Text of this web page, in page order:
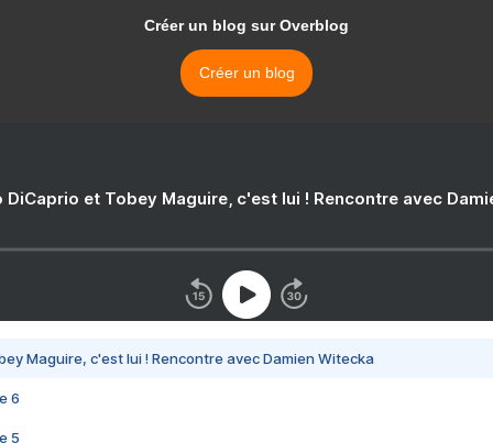
Créer un blog sur Overblog
Créer un blog
DiCaprio et Tobey Maguire, c'est lui ! Rencontre avec
Maguire, c'est lui ! Rencontre avec Damien Witecka
6
5